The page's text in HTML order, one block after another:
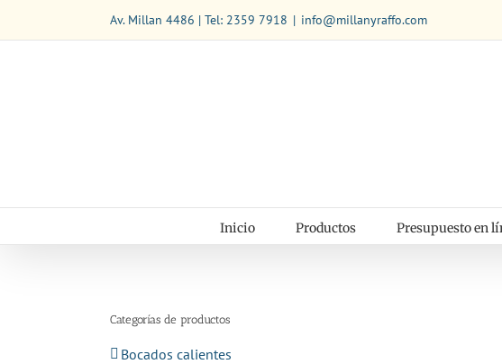
contenido
Av. Millan 4486 | Tel: 2359 7918 | info@millanyraffo.com
Inicio Productos Presupuesto en
Categorías de productos
Bocados calientes